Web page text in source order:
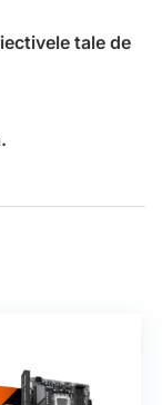
tale de